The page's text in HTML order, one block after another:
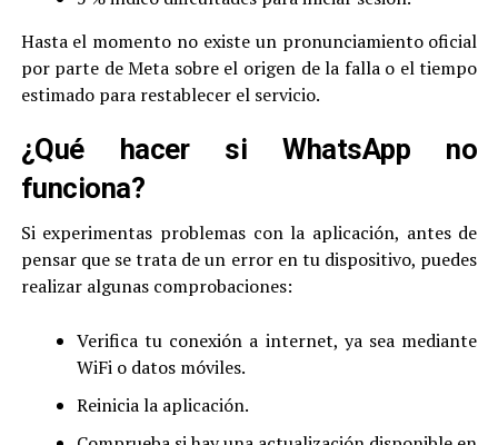
Hasta el momento no existe un pronunciamiento oficial
por parte de Meta sobre el origen de la falla o el tiempo
estimado para restablecer el servicio.
¿Qué hacer si WhatsApp no
funciona?
Si experimentas problemas con la aplicación, antes de
pensar que se trata de un error en tu dispositivo, puedes
realizar algunas comprobaciones:
Verifica tu conexión a internet, ya sea mediante
WiFi o datos móviles.
Reinicia la aplicación.